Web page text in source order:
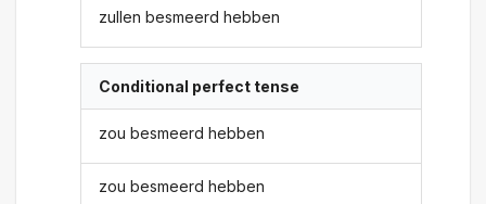
zullen besmeerd hebben
Conditional perfect tense
zou besmeerd hebben
zou besmeerd hebben